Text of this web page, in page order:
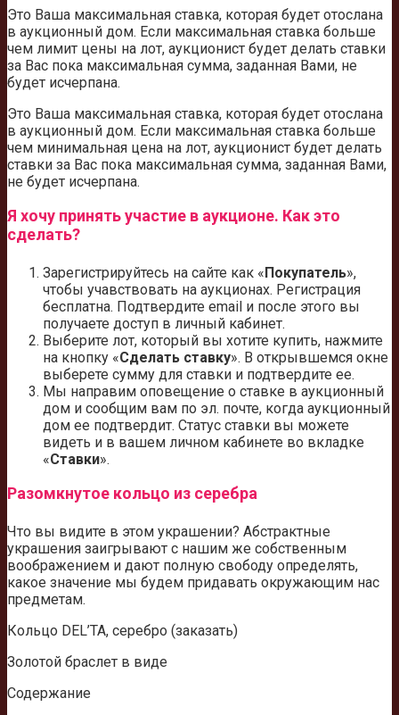
Это Ваша максимальная ставка, которая будет отослана
в аукционный дом. Если максимальная ставка больше
чем лимит цены на лот, аукционист будет делать ставки
за Вас пока максимальная сумма, заданная Вами, не
будет исчерпана.
Это Ваша максимальная ставка, которая будет отослана
в аукционный дом. Если максимальная ставка больше
чем минимальная цена на лот, аукционист будет делать
ставки за Вас пока максимальная сумма, заданная Вами,
не будет исчерпана.
Я хочу принять участие в аукционе. Как это
сделать?
Зарегистрируйтесь на сайте как «Покупатель»,
чтобы учавствовать на аукционах. Регистрация
бесплатна. Подтвердите email и после этого вы
получаете доступ в личный кабинет.
Выберите лот, который вы хотите купить, нажмите
на кнопку «Сделать ставку». В открывшемся окне
выберете сумму для ставки и подтвердите ее.
Мы направим оповещение о ставке в аукционный
дом и сообщим вам по эл. почте, когда аукционный
дом ее подтвердит. Статус ставки вы можете
видеть и в вашем личном кабинете во вкладке
«Ставки».
Разомкнутое кольцо из серебра
Что вы видите в этом украшении? Абстрактные
украшения заигрывают с нашим же собственным
воображением и дают полную свободу определять,
какое значение мы будем придавать окружающим нас
предметам.
Кольцо DEL’TA, серебро (заказать)
Золотой браслет в виде
Содержание